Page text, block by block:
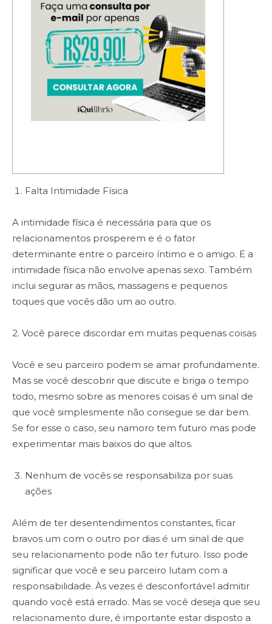
Falta Intimidade Física
A intimidade física é necessária para que os
relacionamentos prosperem e é o fator
determinante entre o parceiro íntimo e o amigo. E a
intimidade física não envolve apenas sexo. Também
inclui segurar as mãos, massagens e pequenos
toques que vocês dão um ao outro.
2. Você parece discordar em muitas pequenas coisas
Você e seu parceiro podem se amar profundamente.
Mas se você descobrir que discute e briga o tempo
todo, mesmo sobre as menores coisas é um sinal de
que você simplesmente não consegue se dar bem.
Se for esse o caso, seu namoro tem futuro mas pode
experimentar mais baixos do que altos.
Nenhum de vocês se responsabiliza por suas
ações
Além de ter desentendimentos constantes, ficar
bravos um com o outro por dias é um sinal de que
seu relacionamento pode não ter futuro. Isso pode
significar que você e seu parceiro lutam com a
responsabilidade. Às vezes é desconfortável admitir
quando você está errado. Mas se você deseja que seu
relacionamento dure, é importante estar disposto a